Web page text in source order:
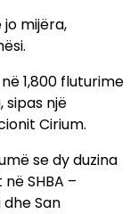
mijëra,
1,800 fluturime
sipas një
Cirium.
se dy duzina
SHBA –
San